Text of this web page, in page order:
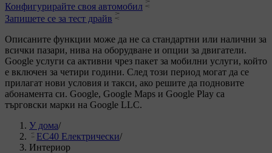
Конфигурирайте своя автомобил
Запишете се за тест драйв
Описаните функции може да не са стандартни или налични за
всички пазари, нива на оборудване и опции за двигатели.
Google услуги са активни чрез пакет за мобилни услуги, който
е включен за четири години. След този период могат да се
прилагат нови условия и такси, ако решите да подновите
абонамента си. Google, Google Maps и Google Play са
търговски марки на Google LLC.
У дома/
EC40 Електрически/
Интериор